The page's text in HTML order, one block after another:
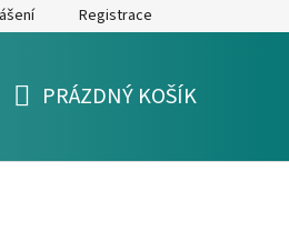
výměnu zboží Moje objednávka
Registrace
PRÁZDNÝ KOŠÍK